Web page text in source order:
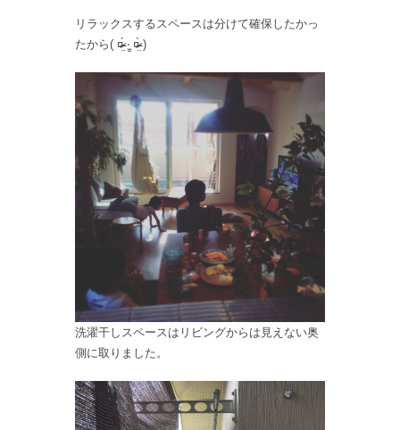
リラックスするスペースは分けて確保したかっ
たから( ¤̴̶̷̤́ ‧̫̮ ¤̴̶̷̤̀ )
洗濯干しスペースはリビングからは見えない奥
側に取りました。